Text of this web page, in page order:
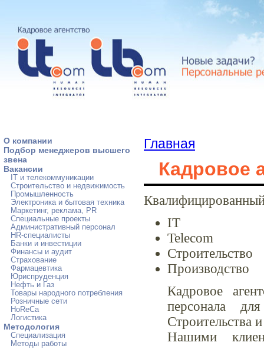
О компании
Подбор менеджеров высшего
звена
Вакансии
IT и телекоммуникации
Строительство и недвижимость
Промышленность
Электроника и бытовая техника
Маркетинг, реклама, PR
Специальные проекты
Административный персонал
HR-специалисты
Банки и инвестиции
Финансы и аудит
Страхование
Фармацевтика
Юриспруденция
Нефть и Газ
Товары народного потребления
Розничные сети
HoReCa
Логистика
Методология
Специализация
Методы работы
Главная
Кадровое
IT
Telecom
Строительство
Производство
Кадровое
персонала
Строительства
Нашими